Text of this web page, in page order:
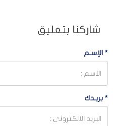
شاركنا بتعليق
* الإسـم
* بريـدك